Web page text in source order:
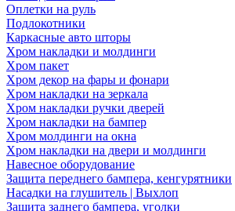
Оплетки на руль
Подлокотники
Каркасные авто шторы
Хром накладки и молдинги
Хром пакет
Хром декор на фары и фонари
Хром накладки на зеркала
Хром накладки ручки дверей
Хром накладки на бампер
Хром молдинги на окна
Хром накладки на двери и молдинги
Навесное оборудование
Защита переднего бампера, кенгурятники
Насадки на глушитель | Выхлоп
Защита заднего бампера, уголки